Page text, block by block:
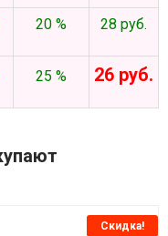
20 % 28 руб.
25 % 26 руб.
Скидка!